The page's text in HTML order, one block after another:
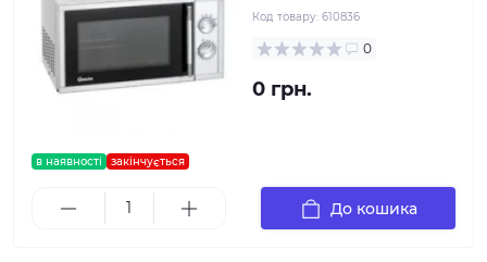
в наявності закінчується
Код товару: 610836
0
0 грн.
До кошика